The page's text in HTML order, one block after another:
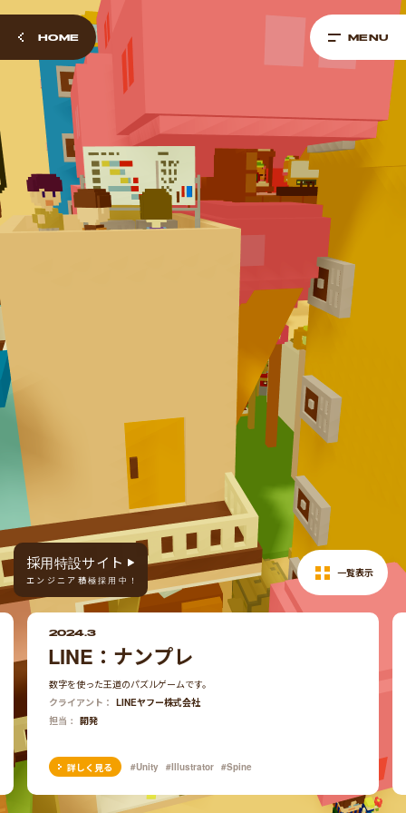
Next
Company
HOME
一覧表示
2024.3
LINE：ナンプレ
数字を使った王道のパズルゲームです。
クライアント
LINEヤフー株式会社
担当
開発
詳しく見る #Unity #Illustrator #Spine
採用特設サイト
エンジニア積極採用中！
MENU